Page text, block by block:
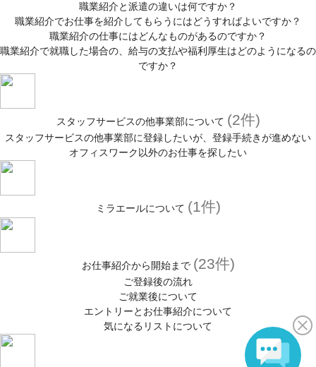
職業紹介と派遣の違いは何ですか？
職業紹介でお仕事を紹介してもらうにはどうすればよいですか？
職業紹介の仕事にはどんなものがあるのですか？
職業紹介で就職した場合の、給与の支払や福利厚生はどのようになるの
ですか？
スタッフサービスの他事業部について (2件)
スタッフサービスの他事業部に登録したいが、登録手続きが進めない
オフィスワーク以外のお仕事を探したい
ミラエールについて (1件)
お仕事紹介から開始まで (23件)
ご登録後の流れ
ご就業後について
エントリーとお仕事紹介について
気になるリストについて